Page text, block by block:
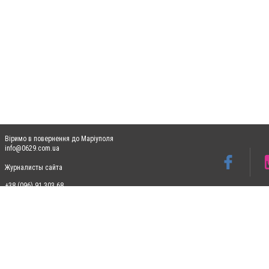
Віримо в повернення до Маріуполя
info@0629.com.ua
Журналисты сайта
+38 (096) 91 303 68